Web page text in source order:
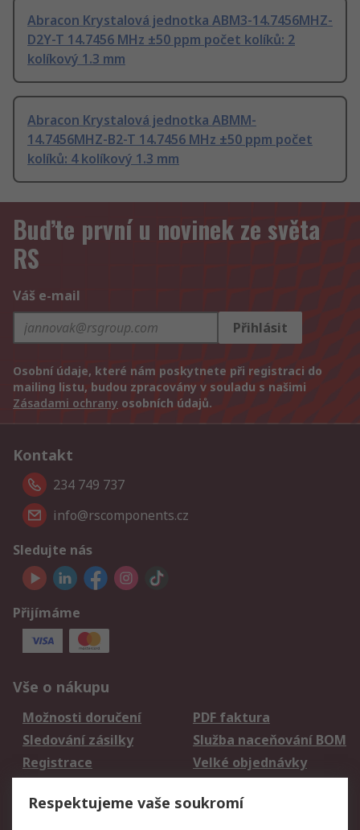
Abracon Krystalová jednotka ABM3-14.7456MHZ-
D2Y-T 14.7456 MHz ±50 ppm počet kolíků: 2
kolíkový 1.3 mm
Abracon Krystalová jednotka ABMM-
14.7456MHZ-B2-T 14.7456 MHz ±50 ppm počet
kolíků: 4 kolíkový 1.3 mm
Buďte první u novinek ze světa
RS
Váš e-mail
Přihlásit
Osobní údaje, které nám poskytnete při registraci do
mailing listu, budou zpracovány v souladu s našimi
Zásadami ochrany osobních údajů.
Kontakt
234 749 737
info@rscomponents.cz
Sledujte nás
Přijímáme
Vše o nákupu
Možnosti doručení
PDF faktura
Sledování zásilky
Služba naceňování BOM
Registrace
Velké objednávky
Respektujeme vaše soukromí